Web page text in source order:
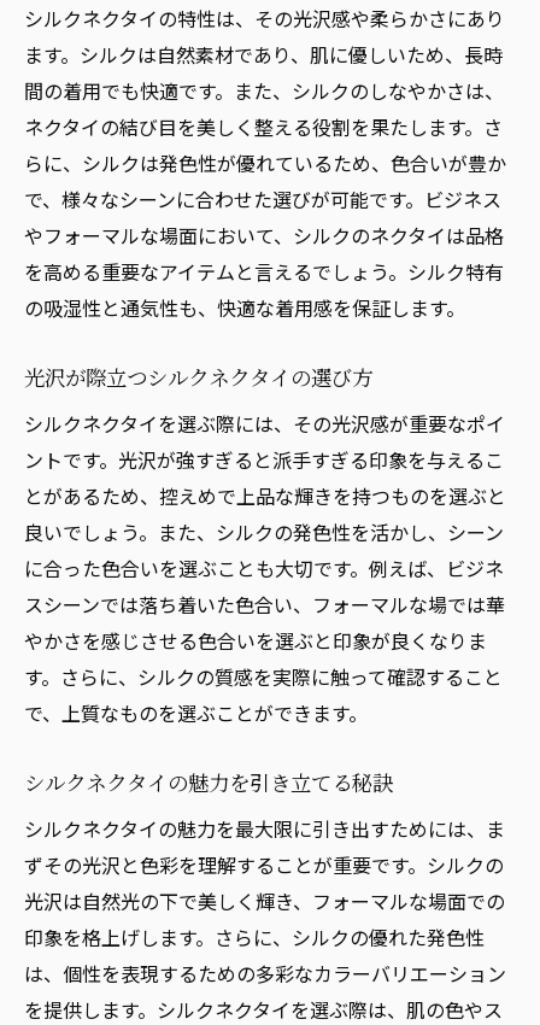
シルクネクタイが持つ上品さの秘密
シルクネクタイの特性は、その光沢感や柔らかさにあり
ます。シルクは自然素材であり、肌に優しいため、長時
間の着用でも快適です。また、シルクのしなやかさは、
ネクタイの結び目を美しく整える役割を果たします。さ
らに、シルクは発色性が優れているため、色合いが豊か
で、様々なシーンに合わせた選びが可能です。ビジネス
やフォーマルな場面において、シルクのネクタイは品格
を高める重要なアイテムと言えるでしょう。シルク特有
の吸湿性と通気性も、快適な着用感を保証します。
光沢が際立つシルクネクタイの選び方
シルクネクタイを選ぶ際には、その光沢感が重要なポイ
ントです。光沢が強すぎると派手すぎる印象を与えるこ
とがあるため、控えめで上品な輝きを持つものを選ぶと
良いでしょう。また、シルクの発色性を活かし、シーン
に合った色合いを選ぶことも大切です。例えば、ビジネ
スシーンでは落ち着いた色合い、フォーマルな場では華
やかさを感じさせる色合いを選ぶと印象が良くなりま
す。さらに、シルクの質感を実際に触って確認すること
で、上質なものを選ぶことができます。
シルクネクタイの魅力を引き立てる秘訣
シルクネクタイの魅力を最大限に引き出すためには、ま
ずその光沢と色彩を理解することが重要です。シルクの
光沢は自然光の下で美しく輝き、フォーマルな場面での
印象を格上げします。さらに、シルクの優れた発色性
は、個性を表現するための多彩なカラーバリエーション
を提供します。シルクネクタイを選ぶ際は、肌の色やス